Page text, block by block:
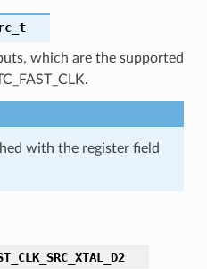
which are the supported
with the register field